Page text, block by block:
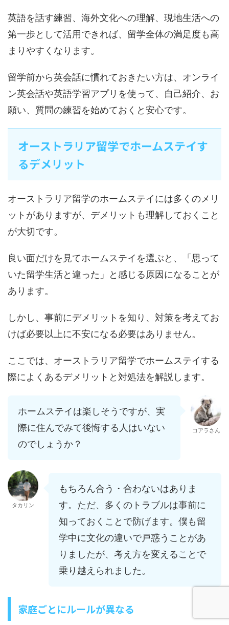
英語を話す練習、海外文化への理解、現地生活への
第一歩として活用できれば、留学全体の満足度も高
まりやすくなります。
留学前から英会話に慣れておきたい方は、オンライ
ン英会話や英語学習アプリを使って、自己紹介、お
願い、質問の練習を始めておくと安心です。
オーストラリア留学でホームステイす
るデメリット
オーストラリア留学のホームステイには多くのメリ
ットがありますが、デメリットも理解しておくこと
が大切です。
良い面だけを見てホームステイを選ぶと、「思って
いた留学生活と違った」と感じる原因になることが
あります。
しかし、事前にデメリットを知り、対策を考えてお
けば必要以上に不安になる必要はありません。
ここでは、オーストラリア留学でホームステイする
際によくあるデメリットと対処法を解説します。
ホームステイは楽しそうですが、実
際に住んでみて後悔する人はいない
のでしょうか？
コアラさん
タカリン
もちろん合う・合わないはありま
す。ただ、多くのトラブルは事前に
知っておくことで防げます。僕も留
学中に文化の違いで戸惑うことがあ
りましたが、考え方を変えることで
乗り越えられました。
家庭ごとにルールが異なる